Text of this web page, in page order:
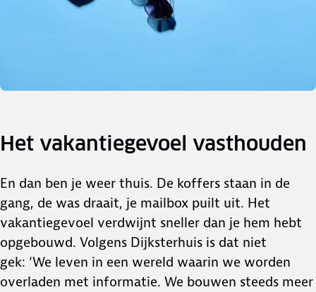
Het vakantiegevoel vasthouden
En dan ben je weer thuis. De koffers staan in de
gang, de was draait, je mailbox puilt uit. Het
vakantiegevoel verdwijnt sneller dan je hem hebt
opgebouwd. Volgens Dijksterhuis is dat niet
gek: ‘We leven in een wereld waarin we worden
overladen met informatie. We bouwen steeds meer